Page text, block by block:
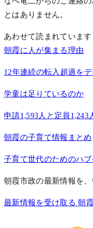
とはありません。
あわせて読まれています
朝霞に人が集まる理由
12年連続の転入超過を
学童は足りているのか
申請1,593人と定員1,243
朝霞の子育て情報まとめ
子育て世代のためのハブ
朝霞市政の最新情報を
最新情報を受け取る朝